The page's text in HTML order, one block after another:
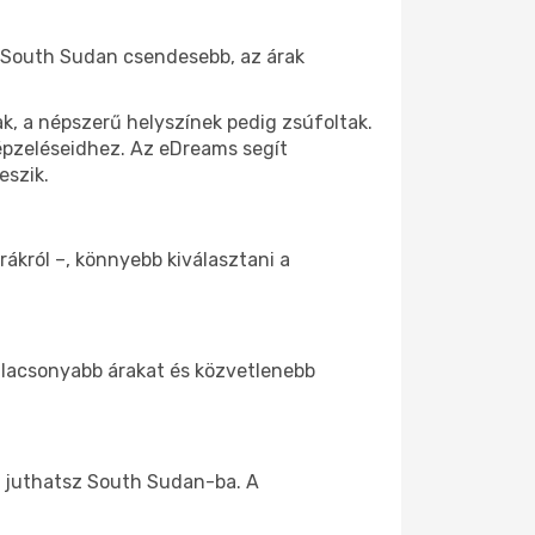
Sudan csendesebb, az árak
a népszerű helyszínek pedig zsúfoltak.
Az eDreams segít
–, könnyebb kiválasztani a
árakat és közvetlenebb
juthatsz South Sudan-ba. A